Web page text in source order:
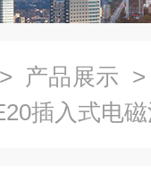
> 产品展示
插入式电